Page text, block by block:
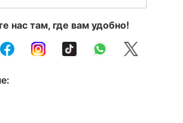
нас там, где вам удобно!